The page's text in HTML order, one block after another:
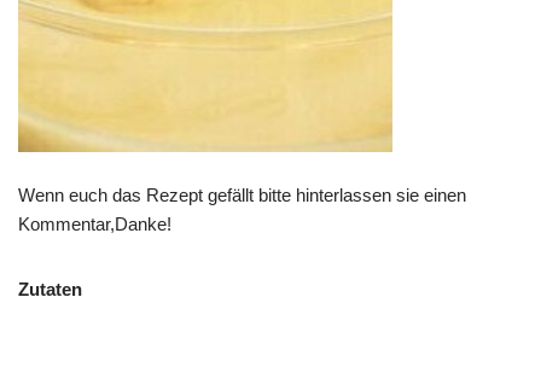
Wenn euch das Rezept gefällt bitte hinterlassen sie einen
Kommentar,Danke!
Zutaten